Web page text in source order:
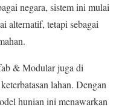
negara, sistem ini mulai
alternatif, tetapi sebagai
& Modular juga di
lahan. Dengan
hunian ini menawarkan